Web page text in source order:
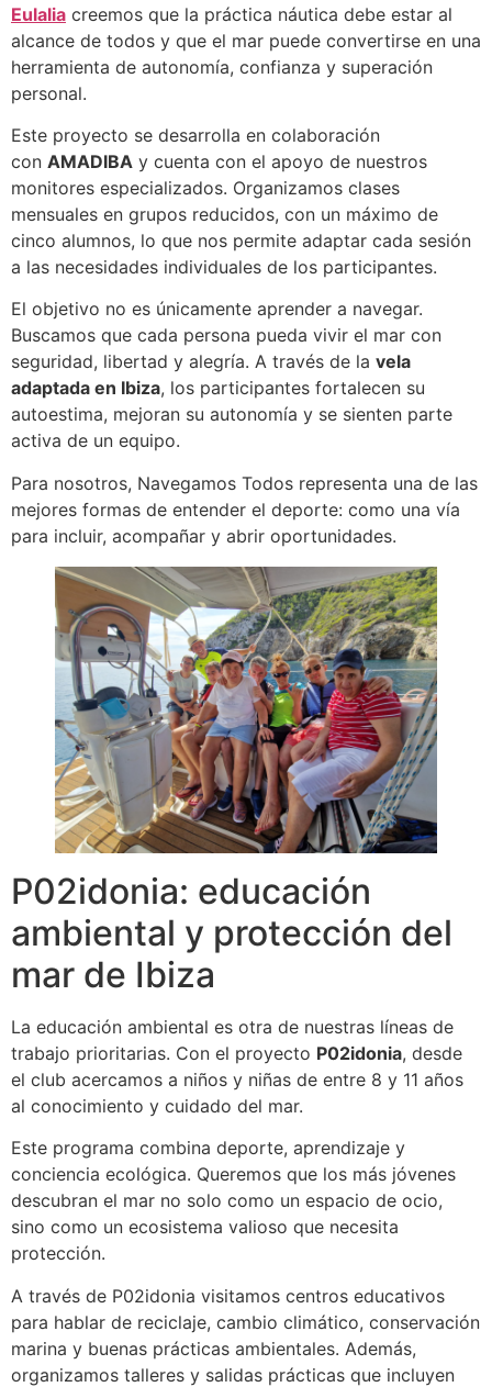
Eulalia creemos que la práctica náutica debe estar al
alcance de todos y que el mar puede convertirse en una
herramienta de autonomía, confianza y superación
personal.
Este proyecto se desarrolla en colaboración
con AMADIBA y cuenta con el apoyo de nuestros
monitores especializados. Organizamos clases
mensuales en grupos reducidos, con un máximo de
cinco alumnos, lo que nos permite adaptar cada sesión
a las necesidades individuales de los participantes.
El objetivo no es únicamente aprender a navegar.
Buscamos que cada persona pueda vivir el mar con
seguridad, libertad y alegría. A través de la vela
adaptada en Ibiza, los participantes fortalecen su
autoestima, mejoran su autonomía y se sienten parte
activa de un equipo.
Para nosotros, Navegamos Todos representa una de las
mejores formas de entender el deporte: como una vía
para incluir, acompañar y abrir oportunidades.
P02idonia: educación
ambiental y protección del
mar de Ibiza
La educación ambiental es otra de nuestras líneas de
trabajo prioritarias. Con el proyecto P02idonia, desde
el club acercamos a niños y niñas de entre 8 y 11 años
al conocimiento y cuidado del mar.
Este programa combina deporte, aprendizaje y
conciencia ecológica. Queremos que los más jóvenes
descubran el mar no solo como un espacio de ocio,
sino como un ecosistema valioso que necesita
protección.
A través de P02idonia visitamos centros educativos
para hablar de reciclaje, cambio climático, conservación
marina y buenas prácticas ambientales. Además,
organizamos talleres y salidas prácticas que incluyen